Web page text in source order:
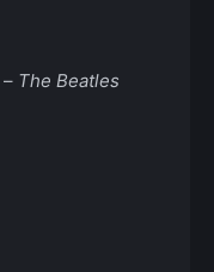
– The Beatles